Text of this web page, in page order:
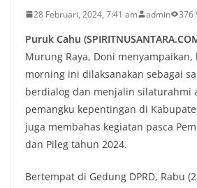
28 Februari, 2024, 7:41 am admin 376
Puruk Cahu
Murung Raya, Doni menyampaikan,
morning ini dilaksanakan sebagai
berdialog dan menjalin silaturahmi
pemangku kepentingan di
juga membahas kegiatan pasca
dan Pileg tahun 2024.
Bertempat di Gedung DPRD, Rabu